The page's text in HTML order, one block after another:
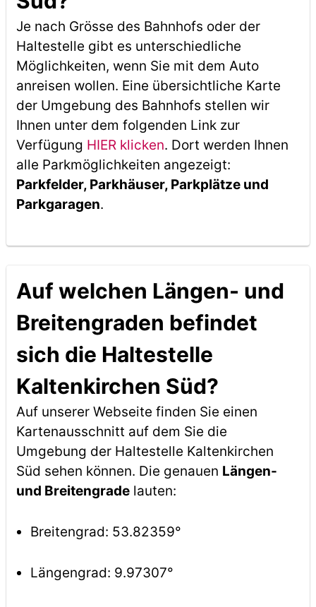
Je nach Grösse des Bahnhofs oder der
Haltestelle gibt es unterschiedliche
Möglichkeiten, wenn Sie mit dem Auto
anreisen wollen. Eine übersichtliche Karte
der Umgebung des Bahnhofs stellen wir
Ihnen unter dem folgenden Link zur
Verfügung HIER klicken. Dort werden Ihnen
alle Parkmöglichkeiten angezeigt:
Parkfelder, Parkhäuser, Parkplätze und
Parkgaragen.
Auf welchen Längen- und
Breitengraden befindet
sich die Haltestelle
Kaltenkirchen Süd?
Auf unserer Webseite finden Sie einen
Kartenausschnitt auf dem Sie die
Umgebung der Haltestelle Kaltenkirchen
Süd sehen können. Die genauen Längen-
und Breitengradelauten:
Breitengrad: 53.82359°
Längengrad: 9.97307°